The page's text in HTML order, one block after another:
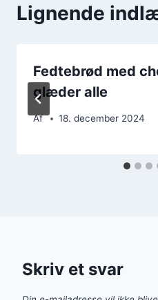
Lignende
Fedtebrød med
glæder alle
Af 18. december 2024
Skriv et svar